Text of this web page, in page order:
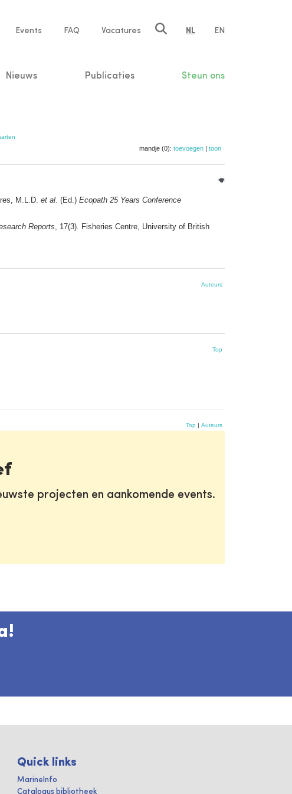
Events FAQ Vacatures NL EN
Nieuws Publicaties Steun ons
mandje (0): toevoegen | toon
M.L.D. et al. (Ed.) Ecopath 25 Years Conference
Reports , 17(3). Fisheries Centre, University of British
Auteurs
Top
Top | Auteurs
projecten en aankomende events.
Quick links
MarineInfo
Catalogus bibliotheek